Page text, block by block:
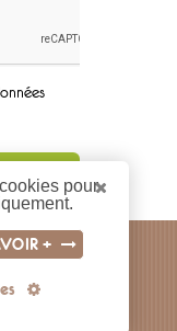
pour
+